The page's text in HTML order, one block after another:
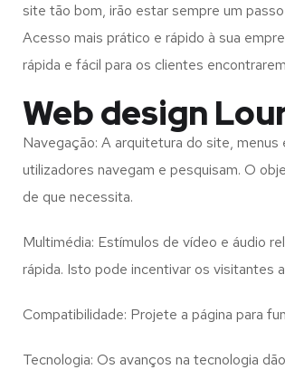
site tão bom, irão estar sempre um
Acesso mais prático e rápido à sua
rápida e fácil para os clientes
Web design
Navegação: A arquitetura do site,
utilizadores navegam e pesquisam. O
de que necessita.
Multimédia: Estímulos de vídeo e áudio
rápida. Isto pode incentivar os visitantes
Compatibilidade: Projete a página para
Tecnologia: Os avanços na tecnologia